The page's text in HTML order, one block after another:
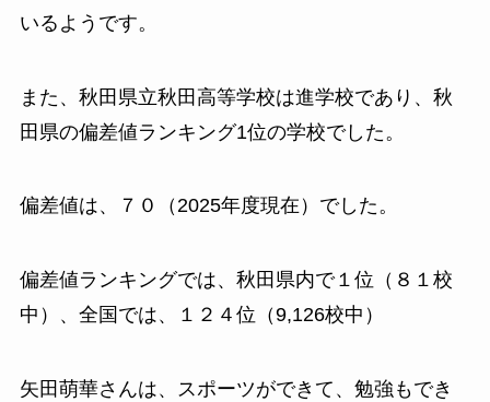
いるようです。
また、秋田県立秋田高等学校は進学校であり、秋
田県の偏差値ランキング1位の学校でした。
偏差値は、７０（2025年度現在）でした。
偏差値ランキングでは、秋田県内で１位（８１校
中）、全国では、１２４位（9,126校中）
矢田萌華さんは、スポーツができて、勉強もでき